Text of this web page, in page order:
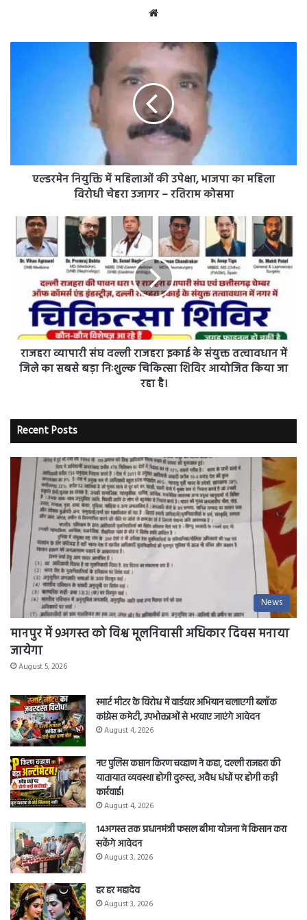
एल्डरमेन
महिला
विरोधी
रतिराम
कोसमा
एल्डरमेन नियुक्ति में महिलाओं की उपेक्षा, भाजपा का महिला
विरोधी चेहरा उजागर – रतिराम कोसमा
राजहरा
व्यापारी
संघ
दल्ली
राजहरा
इकाई
संयुक्त
तत्वावधान
जिले
निःशुल्क
चिकित्सा
शिविर
आयोजित
किया
जा
रहा
है।
राजहरा व्यापारी संघ दल्ली राजहरा इकाई के संयुक्त तत्वावधान में
जिले का सबसे बड़ा निःशुल्क चिकित्सा शिविर आयोजित किया जा
रहा है।
Recent Posts
News
मानपुर में 9अगस्त को विश्व मूलनिवासी अधिकार दिवस मनाया
जायेगा
August 5, 2026
स्मार्ट मीटर के विरोध में वार्डवार अभियान चलाएगी ब्लॉक
कांग्रेस कमेटी, उपभोक्ताओं से भरवाए जाएंगे आवेदन
August 4, 2026
नए पुलिस कप्तान किरण चव्हाण ने कहा, दल्ली राजहरा की
यातायात व्यवस्था होगी दुरुस्त, अवैध धंधों पर होगी कड़ी
कार्रवाई।
August 4, 2026
14अगस्त तक प्रधानमंत्री फसल बीमा योजना मे किसान करा
सकेंगे आवेदन
August 3, 2026
हर हर महादेव
August 3, 2026